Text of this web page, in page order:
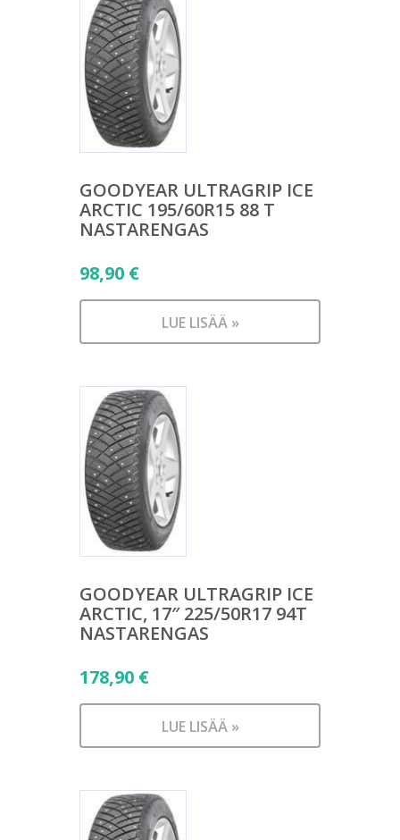
GOODYEAR ULTRAGRIP ICE
ARCTIC 195/60R15 88 T
NASTARENGAS
98,90 €
LUE LISÄÄ »
GOODYEAR ULTRAGRIP ICE
ARCTIC, 17″ 225/50R17 94T
NASTARENGAS
178,90 €
LUE LISÄÄ »